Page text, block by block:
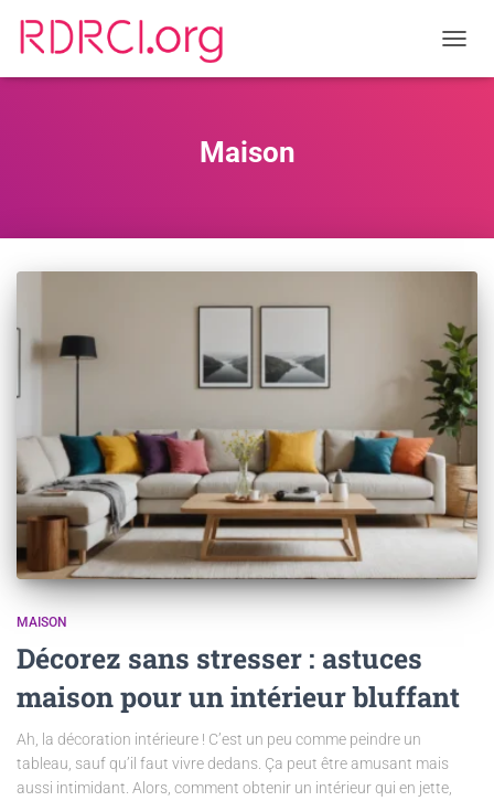
Maison
MAISON
Décorez sans stresser : astuces
maison pour un intérieur bluffant
Ah, la décoration intérieure ! C’est un peu comme peindre un
tableau, sauf qu’il faut vivre dedans. Ça peut être amusant mais
aussi intimidant. Alors, comment obtenir un intérieur qui en jette,